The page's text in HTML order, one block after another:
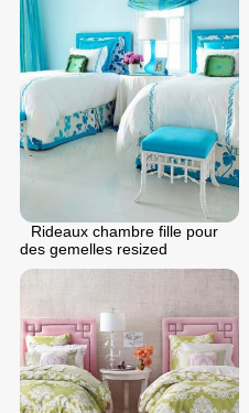
Rideaux chambre fille pour
des gemelles resized